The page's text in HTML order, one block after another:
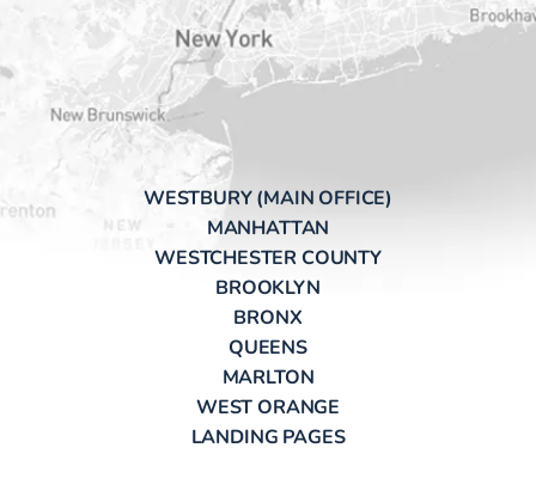
WESTBURY (MAIN OFFICE)
MANHATTAN
WESTCHESTER COUNTY
BROOKLYN
BRONX
QUEENS
MARLTON
WEST ORANGE
LANDING PAGES